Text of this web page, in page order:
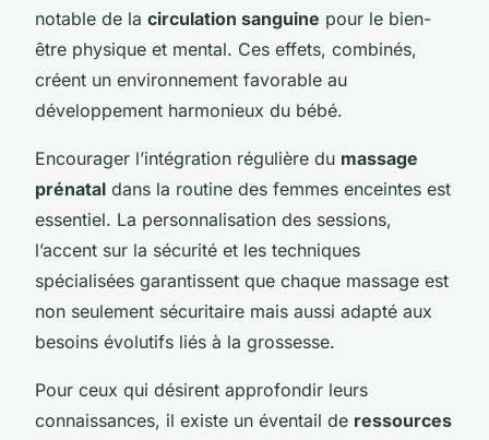
notable de la circulation sanguine pour le bien-
être physique et mental. Ces effets, combinés,
créent un environnement favorable au
développement harmonieux du bébé.
Encourager l’intégration régulière du massage
prénatal dans la routine des femmes enceintes est
essentiel. La personnalisation des sessions,
l’accent sur la sécurité et les techniques
spécialisées garantissent que chaque massage est
non seulement sécuritaire mais aussi adapté aux
besoins évolutifs liés à la grossesse.
Pour ceux qui désirent approfondir leurs
connaissances, il existe un éventail de ressources